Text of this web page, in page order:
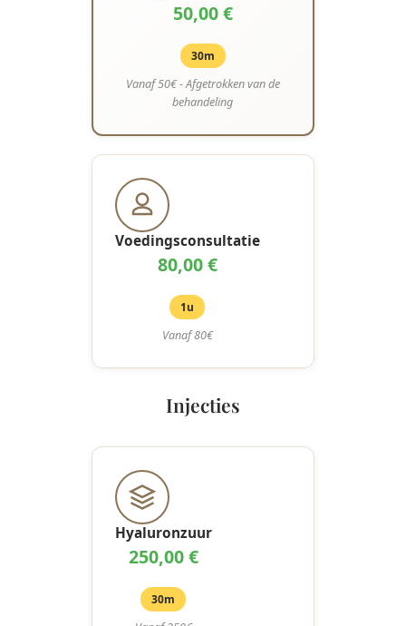
50,00 €
30m
Vanaf 50€ - Afgetrokken van de
behandeling
Voedingsconsultatie
80,00 €
1u
Vanaf 80€
Injecties
Hyaluronzuur
250,00 €
30m